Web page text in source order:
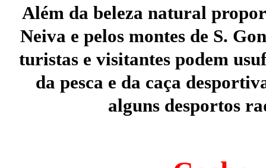
Além da beleza natural
Neiva e pelos montes de S.
turistas e visitantes podem
da pesca e da caça
alguns desportos